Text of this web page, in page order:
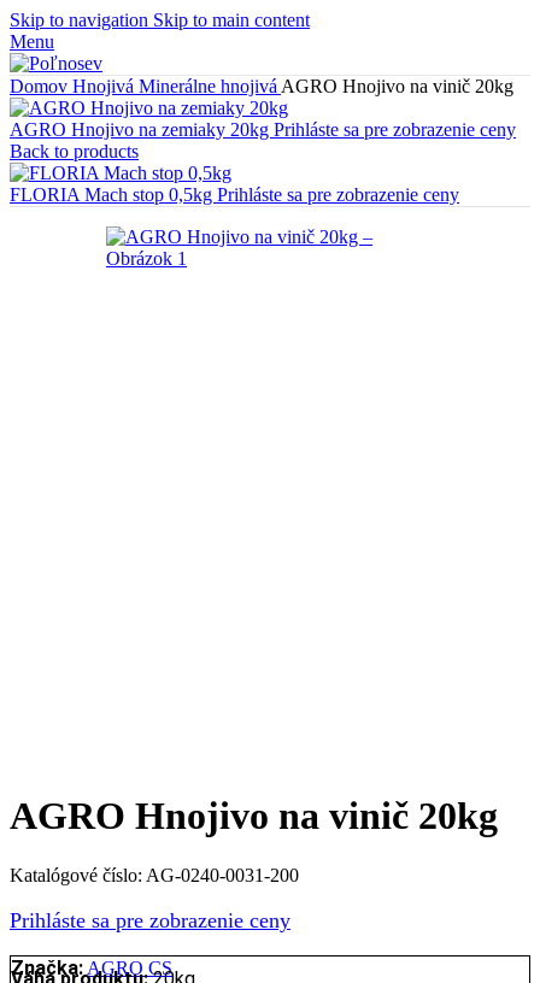
Skip to navigation Skip to main content
Menu
Domov Hnojivá Minerálne hnojivá AGRO Hnojivo na vinič 20kg
AGRO Hnojivo na zemiaky 20kg Prihláste sa pre zobrazenie ceny
Back to products
FLORIA Mach stop 0,5kg Prihláste sa pre zobrazenie ceny
AGRO Hnojivo na vinič 20kg
Katalógové číslo: AG-0240-0031-200
Prihláste sa pre zobrazenie ceny
Značka: AGRO CS